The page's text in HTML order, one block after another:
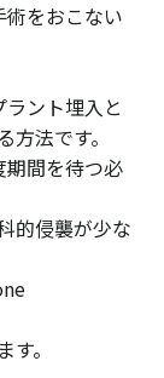
をおこない
ント埋入と
法です。
間を待つ必
的侵襲が少な
。